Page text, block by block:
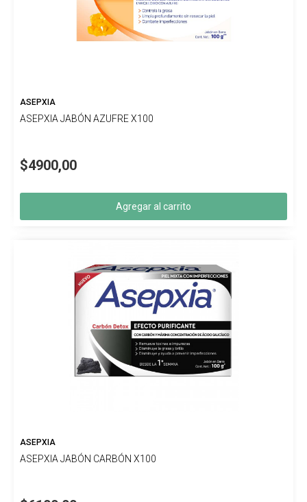
ASEPXIA
ASEPXIA JABÓN AZUFRE X100
$4900,00
Agregar al carrito
ASEPXIA
ASEPXIA JABÓN CARBÓN X100